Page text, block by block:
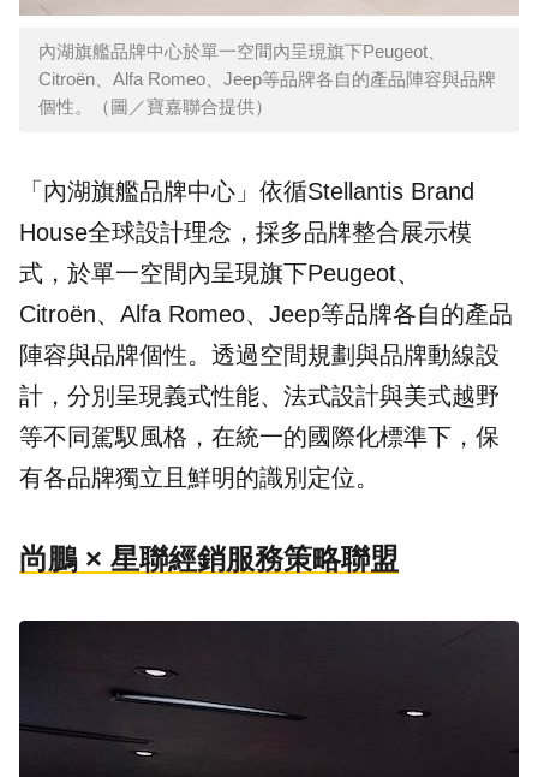
內湖旗艦品牌中心於單一空間內呈現旗下Peugeot、
Citroën、Alfa Romeo、Jeep等品牌各自的產品陣容與品牌
個性。（圖／寶嘉聯合提供）
「內湖旗艦品牌中心」依循Stellantis Brand
House全球設計理念，採多品牌整合展示模
式，於單一空間內呈現旗下Peugeot、
Citroën、Alfa Romeo、Jeep等品牌各自的產品
陣容與品牌個性。透過空間規劃與品牌動線設
計，分別呈現義式性能、法式設計與美式越野
等不同駕馭風格，在統一的國際化標準下，保
有各品牌獨立且鮮明的識別定位。
尚鵬 × 星聯經銷服務策略聯盟